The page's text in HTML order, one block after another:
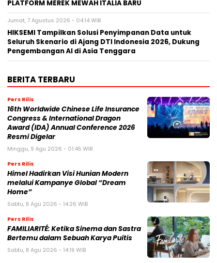
PLATFORM MEREK MEWAH ITALIA BARU
Jumat, 7 Agustus 2026 - 04:14 WIB
HIKSEMI Tampilkan Solusi Penyimpanan Data untuk
Seluruh Skenario di Ajang DTI Indonesia 2026, Dukung
Pengembangan AI di Asia Tenggara
BERITA TERBARU
Pers Rilis
16th Worldwide Chinese Life Insurance
Congress & International Dragon
Award (IDA) Annual Conference 2026
Resmi Digelar
Minggu, 9 Agu 2026 - 01:45 WIB
Pers Rilis
Himel Hadirkan Visi Hunian Modern
melalui Kampanye Global “Dream
Home”
Sabtu, 8 Agu 2026 - 14:26 WIB
Pers Rilis
FAMILIARITÉ: Ketika Sinema dan Sastra
Bertemu dalam Sebuah Karya Puitis
Sabtu, 8 Agu 2026 - 14:19 WIB